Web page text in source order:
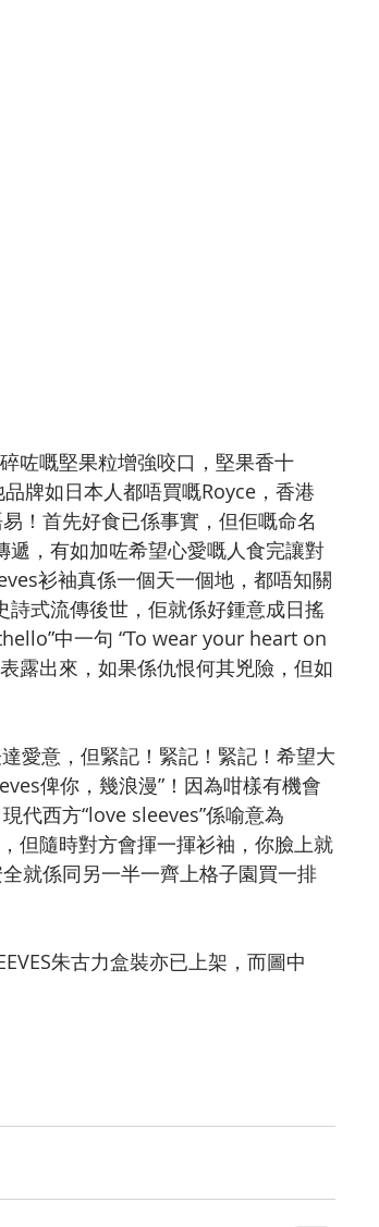
咗嘅堅果粒增強咬口，堅果香十
牌如日本人都唔買嘅Royce，香港
！首先好食已係事實，但佢嘅命名
遞，有如加咗希望心愛嘅人食完讓對
衫袖真係一個天一個地，都唔知關
式流傳後世，佢就係好鍾意成日搖
中一句 “To wear your heart on
露出來，如果係仇恨何其兇險，但如
愛意，但緊記！緊記！緊記！希望大
俾你，幾浪漫”！因為咁樣有機會
代西方“love sleeves”係喻意為
但隨時對方會揮一揮衫袖，你臉上就
就係同另一半一齊上格子園買一排
朱古力盒裝亦已上架，而圖中